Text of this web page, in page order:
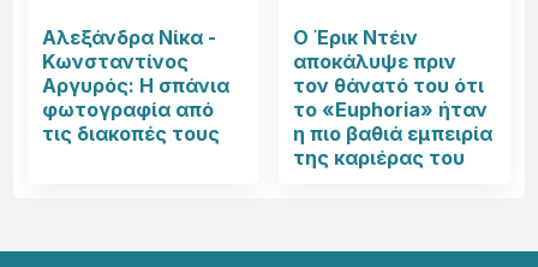
Αλεξάνδρα Νίκα -
Κωνσταντίνος
Αργυρός: Η σπάνια
φωτογραφία από
τις διακοπές τους
Ο Έρικ Ντέιν
αποκάλυψε πριν
τον θάνατό του ότι
το «Euphoria» ήταν
η πιο βαθιά εμπειρία
της καριέρας του